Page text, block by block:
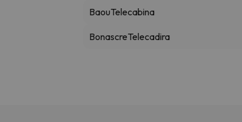
BaouTelecabina
BonascreTelecadira